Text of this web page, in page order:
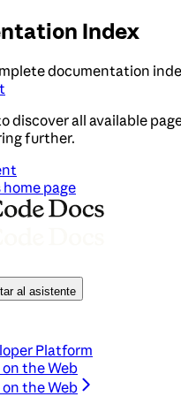
Index
documentation
discover all available
further.
home page
al asistente
Platform
the Web
the Web